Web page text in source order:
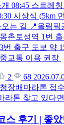
08:45 스트레
시상식 (5km
오는 길 📍올림
촌토성역 1번
번 출구 도보 약
교통 이용 권장
2 68
스 후기 | 좋